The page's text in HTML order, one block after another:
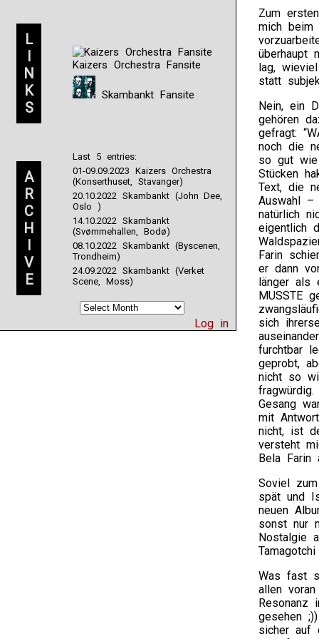
L
I
N
K
S
Kaizers Orchestra Fansite
Skambankt Fansite
A
R
C
H
I
V
E
Last 5 entries:
01-09.09.2023 Kaizers Orchestra
(Konserthuset, Stavanger)
20.10.2022 Skambankt (John Dee,
Oslo )
14.10.2022 Skambankt
(Svømmehallen, Bodø)
08.10.2022 Skambankt (Byscenen,
Trondheim)
24.09.2022 Skambankt (Verket
Scene, Moss)
Log in
Zum
mich beim
überhaupt
lag,
statt
Nein, ein
gehören
gefragt:
noch die
so gut wie
Stücken
Text, die
Auswahl
natürlich
eigentlich
Farin
er dann
länger als
MUSSTE
sich
furchtbar
geprobt,
nicht so
Gesang
mit
nicht, ist
versteht
Bela Farin
Soviel
spät und
neuen
sonst nur
Nostalgie
Was fast
allen
Resonanz
gesehen
sicher auf